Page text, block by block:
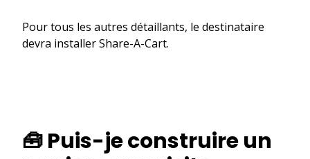
Pour tous les autres détaillants, le destinataire
devra installer Share-A-Cart.
🧰 Puis-je construire un